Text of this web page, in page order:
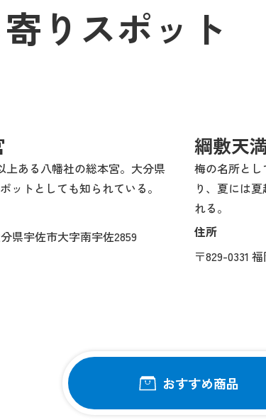
りスポット
上ある八幡社の総本宮。大分県
ットとしても知られている。
県宇佐市大字南宇佐2859
綱敷天
梅の名所と
り、夏には
れる。
住所
〒829-0331
おすすめ商品